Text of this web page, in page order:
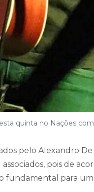
quinta no Nações
pelo Alexandro
pois de
fundamental para